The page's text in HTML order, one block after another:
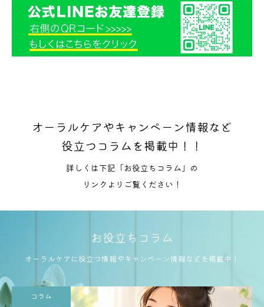
オーラルケアやキャンペーン情報など
役立つコラムを掲載中！！
詳しくは下記「お役立ちコラム」の
リンクよりご覧ください！
お役立ちコラム
オーラルケアに役立つ情報やキャンペーン情報などを掲載中！
コラム